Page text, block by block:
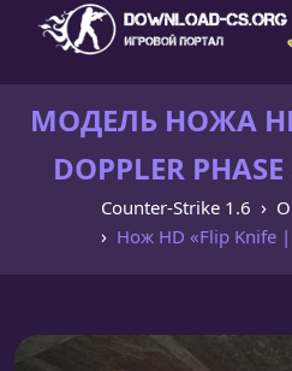
МОДЕЛЬ НОЖА
DOPPLER
Counter-Strike 1.6
Нож HD «Flip Knife